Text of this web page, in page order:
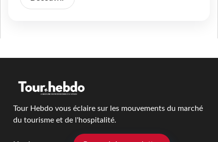
Tour Hebdo vous éclaire sur les mouvements du marché
du tourisme et de l'hospitalité.